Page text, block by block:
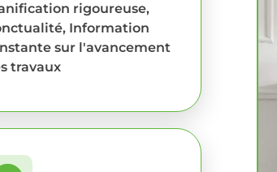
rigoureuse,
Information
sur l'avancement
travaux